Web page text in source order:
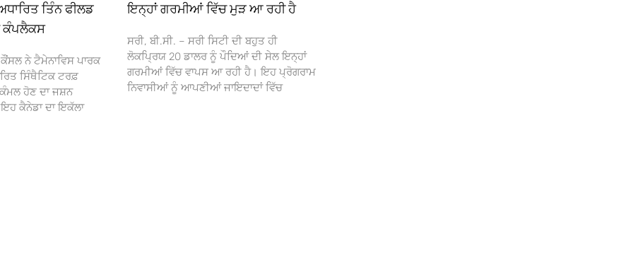
ਤਿੰਨ ਫੀਲਡ
ਕੰਪਲੈਕਸ
ਕੌਂਸਲ ਨੇ ਟੈਮੇਨਾਵਿਸ ਪਾਰਕ
ਸਿੰਥੈਟਿਕ ਟਰਫ਼
ਹੋਣ ਦਾ ਜਸ਼ਨ
ਕੈਨੇਡਾ ਦਾ ਇਕੱਲਾ
ਇਨ੍ਹਾਂ ਗਰਮੀਆਂ ਵਿੱਚ ਮੁੜ ਆ ਰਹੀ ਹੈ
ਸਰੀ, ਬੀ.ਸੀ. – ਸਰੀ ਸਿਟੀ ਦੀ ਬਹੁਤ ਹੀ
ਲੋਕਪ੍ਰਿਯ 20 ਡਾਲਰ ਨੂੰ ਪੌਦਿਆਂ ਦੀ ਸੇਲ ਇਨ੍ਹਾਂ
ਗਰਮੀਆਂ ਵਿੱਚ ਵਾਪਸ ਆ ਰਹੀ ਹੈ। ਇਹ ਪ੍ਰੋਗਰਾਮ
ਨਿਵਾਸੀਆਂ ਨੂੰ ਆਪਣੀਆਂ ਜਾਇਦਾਦਾਂ ਵਿੱਚ